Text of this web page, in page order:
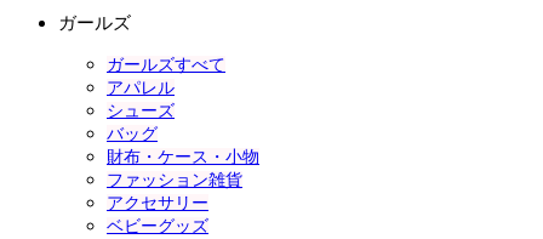
ガールズ
ガールズすべて
アパレル
シューズ
バッグ
財布・ケース・小物
ファッション雑貨
アクセサリー
ベビーグッズ